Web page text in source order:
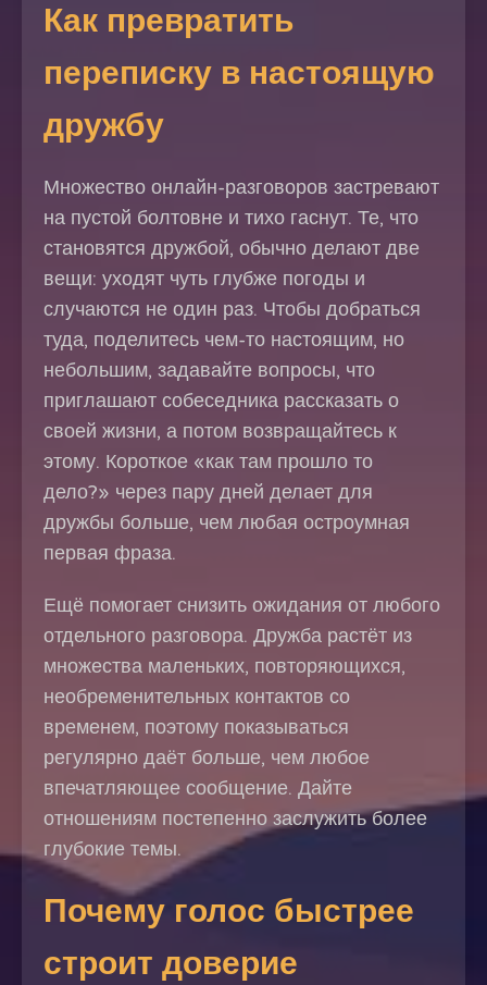
Как превратить
переписку в настоящую
дружбу
Множество онлайн-разговоров застревают
на пустой болтовне и тихо гаснут. Те, что
становятся дружбой, обычно делают две
вещи: уходят чуть глубже погоды и
случаются не один раз. Чтобы добраться
туда, поделитесь чем-то настоящим, но
небольшим, задавайте вопросы, что
приглашают собеседника рассказать о
своей жизни, а потом возвращайтесь к
этому. Короткое «как там прошло то
дело?» через пару дней делает для
дружбы больше, чем любая остроумная
первая фраза.
Ещё помогает снизить ожидания от любого
отдельного разговора. Дружба растёт из
множества маленьких, повторяющихся,
необременительных контактов со
временем, поэтому показываться
регулярно даёт больше, чем любое
впечатляющее сообщение. Дайте
отношениям постепенно заслужить более
глубокие темы.
Почему голос быстрее
строит доверие